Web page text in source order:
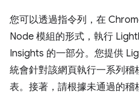
您可以透過指令列，在
Node 模組的形式，執行
Insights 的一部分。您提供
統會針對該網頁執行一系列
表。接著，請根據未通過的稽